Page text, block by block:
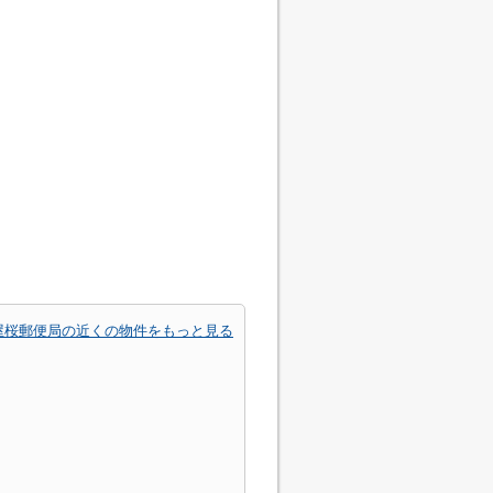
桜郵便局の近くの物件をもっと見る